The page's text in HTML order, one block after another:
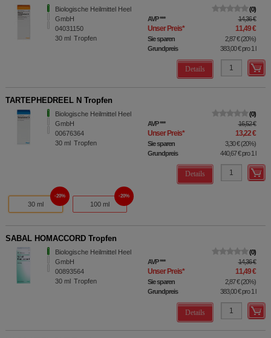
Biologische Heilmittel Heel
GmbH
04031150
30 ml Tropfen
0
AVP*** 14,36 €
Unser Preis* 11,49 €
Sie sparen 2,87 €(20%)
Grundpreis
383,00 €pro 1 l
Details
TARTEPHEDREEL N Tropfen
Biologische Heilmittel Heel
GmbH
00676364
30 ml Tropfen
0
AVP*** 16,52 €
Unser Preis* 13,22 €
Sie sparen 3,30 €(20%)
Grundpreis
440,67 €pro 1 l
Details
30 ml
20%
100 ml
20%
SABAL HOMACCORD Tropfen
Biologische Heilmittel Heel
GmbH
00893564
30 ml Tropfen
0
AVP*** 14,36 €
Unser Preis* 11,49 €
Sie sparen 2,87 €(20%)
Grundpreis
383,00 €pro 1 l
Details